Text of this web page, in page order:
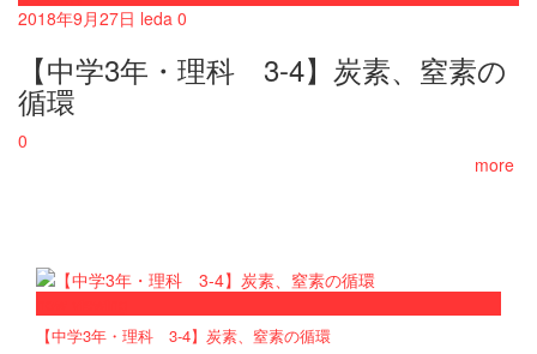
2018年9月27日 leda 0
【中学3年・理科 3-4】炭素、窒素の
循環
0
more
【中学3年・理科 3-4】炭素、窒素の循環